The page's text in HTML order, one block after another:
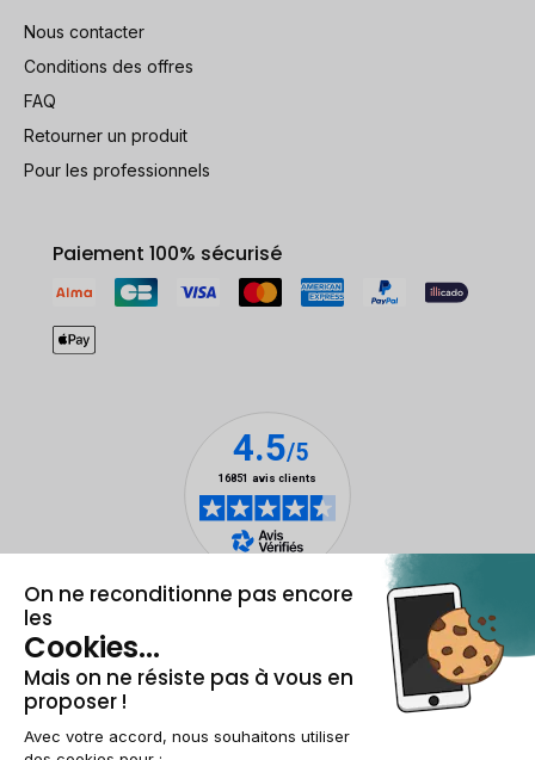
Nous contacter
Conditions des offres
FAQ
Retourner un produit
Pour les professionnels
Paiement 100% sécurisé
Mentions légales et CGUGestion des cookies